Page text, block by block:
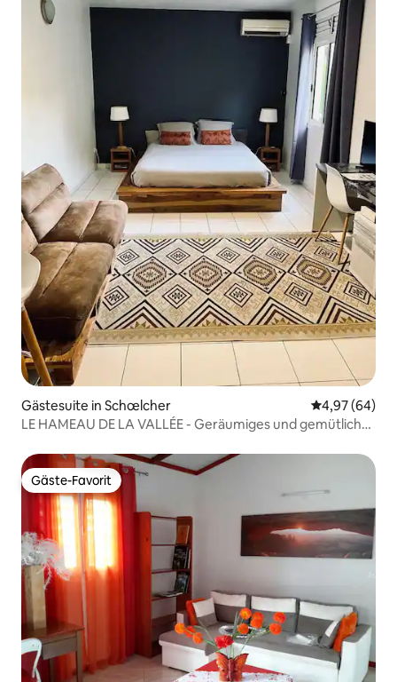
Gästesuite in Schœlcher
4,97 (64)
LE HAMEAU DE LA VALLÉE - Geräumiges und gemütliches
Gäste-Favorit
Gäste-Favorit